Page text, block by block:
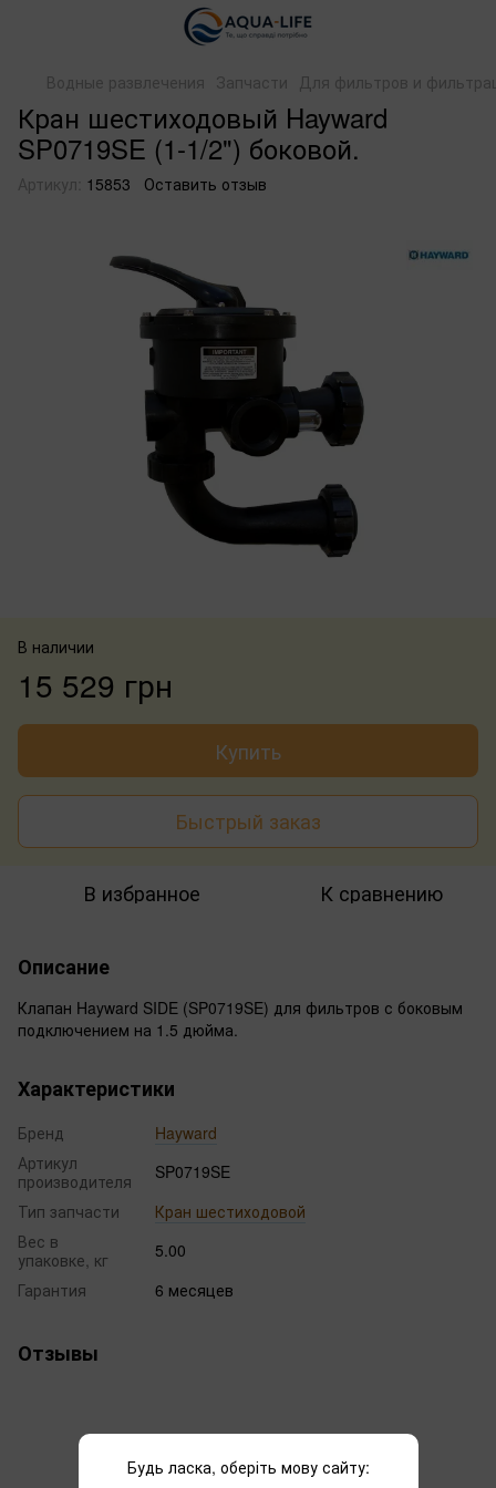
Водные развлечения Запчасти Для фильтров и
Кран шестиходовый Hayward
SP0719SE (1-1/2") боковой.
Артикул: 15853 Оставить отзыв
В наличии
15 529 грн
Купить
Быстрый заказ
В избранное К сравнению
Описание
Клапан Hayward SIDE (SP0719SE) для фильтров с боковым
подключением на 1.5 дюйма.
Характеристики
Бренд
Hayward
Артикул
производителя
SP0719SE
Тип запчасти
Кран шестиходовой
Вес в
упаковке, кг
5.00
Гарантия
6 месяцев
Отзывы
Будь ласка, оберіть мову сайту: